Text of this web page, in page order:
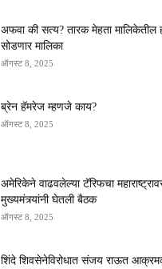
अफवा की सत्य? तारक मेहता मालिकेतील
सोडणार मालिका
ऑगस्ट 8, 2025
ब्रेन हॅमरेज म्हणजे काय?
ऑगस्ट 8, 2025
अमेरिकेने वाढवलेल्या टॅरिफचा
मुख्यमंत्र्यांनी घेतली बैठक
ऑगस्ट 8, 2025
शिंदे शिवसेनेविरोधात संजय राऊत